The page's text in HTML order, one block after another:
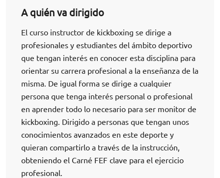
A quién va dirigido
El curso instructor de kickboxing se dirige a
profesionales y estudiantes del ámbito deportivo
que tengan interés en conocer esta disciplina para
orientar su carrera profesional a la enseñanza de la
misma. De igual forma se dirige a cualquier
persona que tenga interés personal o profesional
en aprender todo lo necesario para ser monitor de
kickboxing. Dirigido a personas que tengan unos
conocimientos avanzados en este deporte y
quieran compartirlo a través de la instrucción,
obteniendo el Carné FEF clave para el ejercicio
profesional.